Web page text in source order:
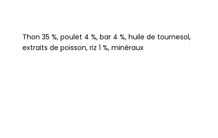
Thon 35 %, poulet 4 %, bar 4 %, huile de tournesol,
extraits de poisson, riz 1 %, minéraux